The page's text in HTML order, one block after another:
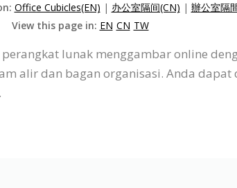
Office Cubicles(EN) | 办公室隔间(CN) | 辦公室隔
View this page in: EN CN TW
lunak menggambar online
alir dan bagan organisasi. Anda